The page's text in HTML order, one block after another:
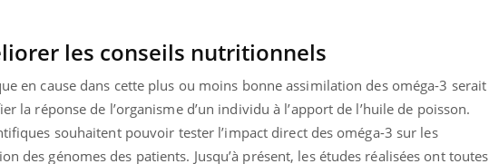
les conseils nutritionnels
en cause dans cette plus ou moins bonne assimilation des oméga-3 serait
la réponse de l’organisme d’un individu à l’apport de l’huile de poisson.
souhaitent pouvoir tester l’impact direct des oméga-3 sur les
des génomes des patients. Jusqu’à présent, les études réalisées ont toutes